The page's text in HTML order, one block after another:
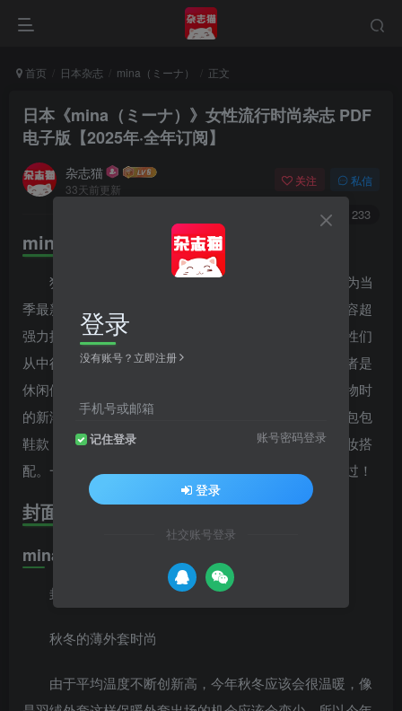
首页 日本杂志 mina（ミーナ） 正文
日本《mina（ミーナ）》女性流行时尚杂志 PDF
电子版【2025年·全年订阅】
杂志猫
33天前更新
关注 私信
1972 233
mina（ミーナ）内容简介
独领风骚，一本专为22岁上下的年轻女孩设计，做为当
季最新服饰搭配与选购参考的人气月刊杂志，每一期内容超
强力推荐的品牌风格与新作情报，让正值春青洋溢的女性们
从中得知最新的流行资讯。平日外出时的时装造型，或者是
休闲假日与恋人的甜蜜约会装扮，或者是与朋友逛街购物时
的新潮服饰搭配…等，从时尚、美容、名牌精品、时髦包包
鞋款，介绍当月最新最人气的淑女服饰、配件和发型彩妆搭
配。一本年轻女孩们人手必备的潮流杂志，绝对不容错过！
封面故事
mina.2024年12月-2025年1月号
封面人物：奈绪
秋冬的薄外套时尚
由于平均温度不断创新高，今年秋冬应该会很温暖，像
登录
没有账号？立即注册
手机号或邮箱
记住登录 账号密码登录
登录
社交账号登录